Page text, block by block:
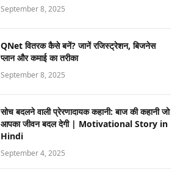
September 8, 2025
QNet वितरक कैसे बनें? जानें रजिस्ट्रेशन, बिजनेस
प्लान और कमाई का तरीका
September 8, 2025
सोच बदलने वाली प्रेरणादायक कहानी: बाज की कहानी जो
आपका जीवन बदल देगी | Motivational Story in
Hindi
September 4, 2025